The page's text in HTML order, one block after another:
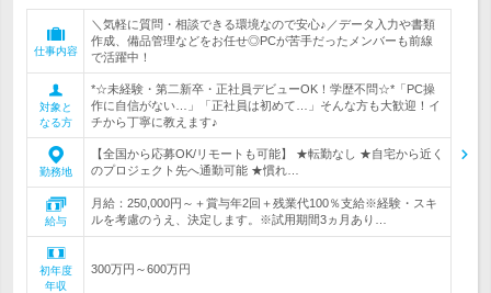
仕事内容
＼気軽に質問・相談できる環境なので安心♪／データ入力や書類
作成、備品管理などをお任せ◎PCが苦手だったメンバーも前線
で活躍中！
対象と
なる方
*☆未経験・第二新卒・正社員デビューOK！学歴不問☆*「PC操
作に自信がない…」「正社員は初めて…」そんな方も大歓迎！イ
チから丁寧に教えます♪
勤務地
【全国から応募OK/リモートも可能】 ★転勤なし ★自宅から近く
のプロジェクト先へ通勤可能 ★慣れ…
給与
月給：250,000円～＋賞与年2回＋残業代100％支給※経験・スキ
ルを考慮のうえ、決定します。※試用期間3ヵ月あり…
初年度
年収
300万円～600万円